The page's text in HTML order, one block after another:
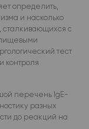
определить,
и насколько
сталкивающихся с
тест
контроля
перечень IgE-
разных
до реакций на